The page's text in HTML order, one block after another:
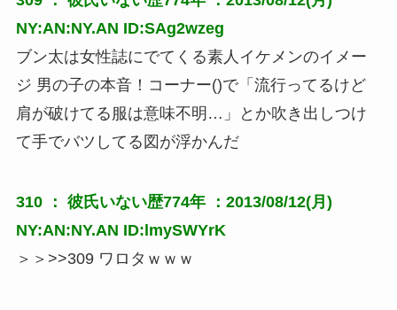
NY:AN:NY.AN ID:SAg2wzeg
ブン太は女性誌にでてくる素人イケメンのイメー
ジ 男の子の本音！コーナー()で「流行ってるけど
肩が破けてる服は意味不明…」とか吹き出しつけ
て手でバツしてる図が浮かんだ
310 ： 彼氏いない歴774年
：2013/08/12(月)
NY:AN:NY.AN ID:lmySWYrK
＞＞>>309 ワロタｗｗｗ